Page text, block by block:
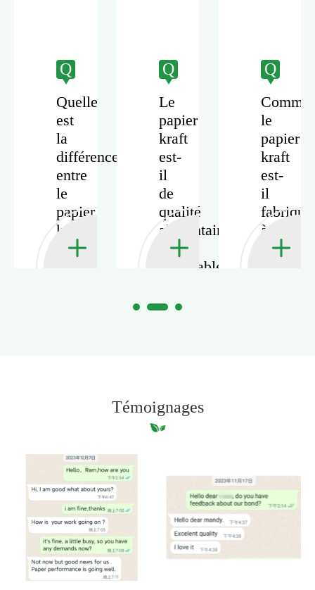
Q
Quelle
est
la
différence
entre
le
papier
kraft
Q
Le
papier
kraft
est-
il
de
qualité
alimentaire
recyclable?
Q
le
papier
kraft
est-
il
fabriqué
à
partir
Témoignages